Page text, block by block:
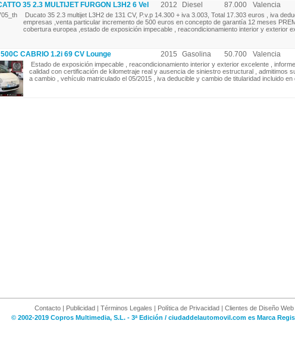
35 2.3 MULTIJET FURGON L3H2 6 Vel 2012 Diesel 87.000 Valencia
Ducato 35 2.3 multijet L3H2 de 131 CV, P.v.p 14.300 + iva 3.003, Total 17.303 euros , iva
empresas ,venta particular incremento de 500 euros en concepto de garantía 12 meses
cobertura europea ,estado de exposición impecable , reacondicionamiento interior y exterior
500C CABRIO 1.2i 69 CV Lounge 2015 Gasolina 50.700 Valencia
Estado de exposición impecable , reacondicionamiento interior y exterior excelente ,
calidad con certificación de kilometraje real y ausencia de siniestro estructural , admitimos
a cambio , vehículo matriculado el 05/2015 , iva deducible y cambio de titularidad incluido en
Contacto | Publicidad | Términos Legales | Política de Privacidad | Clientes de Diseño Web
© 2002-2019 Copros Multimedia, S.L. - 3ª Edición / ciudaddelautomovil.com es Marca